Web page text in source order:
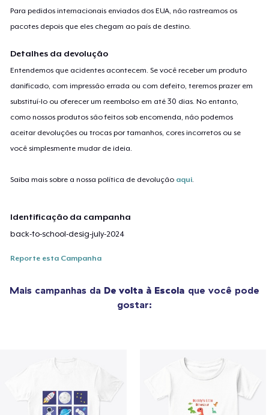
Para pedidos internacionais enviados dos EUA, não rastreamos os
pacotes depois que eles chegam ao país de destino.
Detalhes da devolução
Entendemos que acidentes acontecem. Se você receber um produto
danificado, com impressão errada ou com defeito, teremos prazer em
substituí-lo ou oferecer um reembolso em até 30 dias. No entanto,
como nossos produtos são feitos sob encomenda, não podemos
aceitar devoluções ou trocas por tamanhos, cores incorretos ou se
você simplesmente mudar de ideia.
Saiba mais sobre a nossa política de devolução aqui.
Identificação da campanha
back-to-school-desig-july-2024
Reporte esta Campanha
Mais campanhas da De volta à Escola que você pode
gostar: